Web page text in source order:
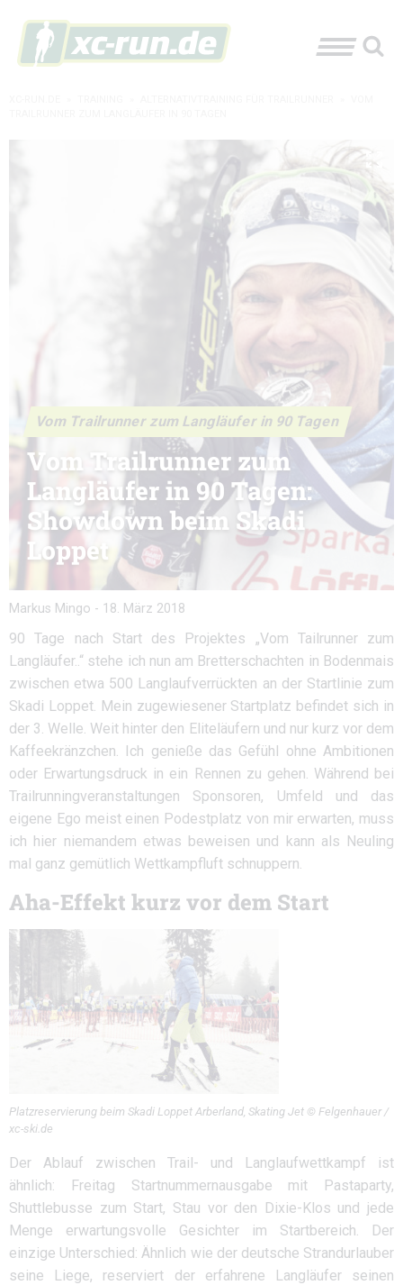
Vom Trailrunner zum Langläufer in 90 Tagen
Vom Trailrunner zum
Langläufer in 90 Tagen:
Showdown beim Skadi
Loppet
Markus Mingo - 18. März 2018
90 Tage nach Start des Projektes „Vom Tailrunner zum
Langläufer..“ stehe ich nun am Bretterschachten in Bodenmais
zwischen etwa 500 Langlaufverrückten an der Startlinie zum
Skadi Loppet. Mein zugewiesener Startplatz befindet sich in
der 3. Welle. Weit hinter den Eliteläufern und nur kurz vor dem
Kaffeekränzchen. Ich genieße das Gefühl ohne Ambitionen
oder Erwartungsdruck in ein Rennen zu gehen. Während bei
Trailrunningveranstaltungen Sponsoren, Umfeld und das
eigene Ego meist einen Podestplatz von mir erwarten, muss
ich hier niemandem etwas beweisen und kann als Neuling
mal ganz gemütlich Wettkampfluft schnuppern.
Aha-Effekt kurz vor dem Start
Platzreservierung beim Skadi Loppet Arberland, Skating Jet © Felgenhauer /
xc-ski.de
Der Ablauf zwischen Trail- und Langlaufwettkampf ist
ähnlich: Freitag Startnummernausgabe mit Pastaparty,
Shuttlebusse zum Start, Stau vor den Dixie-Klos und jede
Menge erwartungsvolle Gesichter im Startbereich. Der
einzige Unterschied: Ähnlich wie der deutsche Strandurlauber
seine Liege, reserviert der erfahrene Langläufer seinen